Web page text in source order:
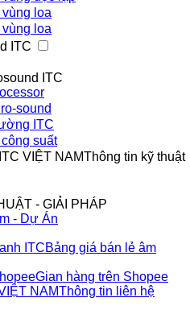
loa
loa
ITC
ITC
sound
ITC
suất
Thông tin kỹ thuật
- GIẢI PHÁP
- Dự Án
Bảng giá bán lẻ âm
Gian hàng trên Shopee
Thông tin liên hệ